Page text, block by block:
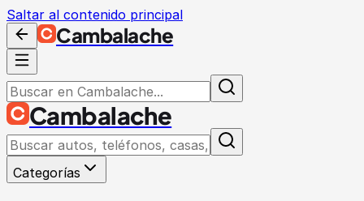
Saltar al contenido principal
Cambalache
Cambalache
Categorías